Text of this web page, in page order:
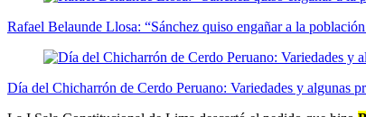
Rafael Belaunde Llosa: “Sánchez quiso engañar a la
Día del Chicharrón de Cerdo Peruano: Variedades y algunas